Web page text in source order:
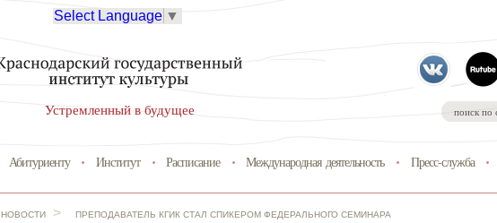
Устремленный в будущее
Select Language ▼
Абитуриенту Институт Расписание Международная деятельность Пресс-служба
НОВОСТИ > ПРЕПОДАВАТЕЛЬ КГИК СТАЛ СПИКЕРОМ ФЕДЕРАЛЬНОГО СЕМИНАРА